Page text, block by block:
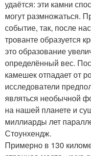
удаётся: эти камни
могут размножаться.
событие, так, после
трованте образуется
это образование
определённый вес.
камешек отпадает от
исследователи
являться необычной
на нашей планете и
миллиарды лет
Стоунхендж.
Примерно в 130